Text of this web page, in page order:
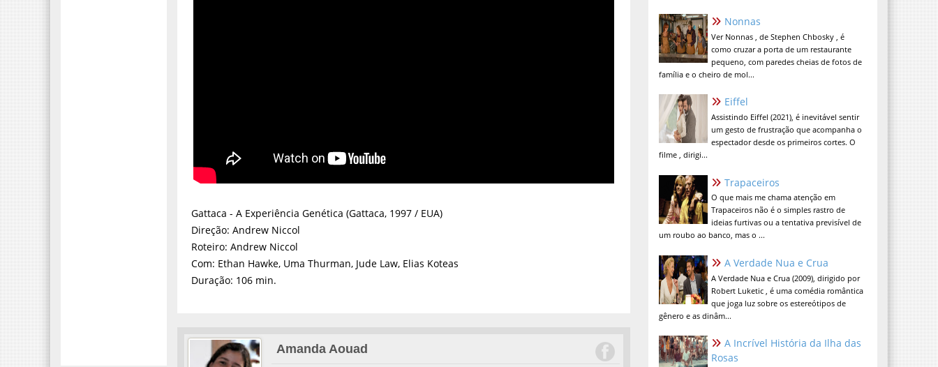
Gattaca - A Experiência Genética (Gattaca, 1997 / EUA)
Direção: Andrew Niccol
Roteiro: Andrew Niccol
Com: Ethan Hawke, Uma Thurman, Jude Law, Elias Koteas
Duração: 106 min.
Amanda Aouad
Nonnas
Ver Nonnas , de Stephen Chbosky , é
como cruzar a porta de um restaurante
pequeno, com paredes cheias de fotos de
família e o cheiro de mol...
Eiffel
Assistindo Eiffel (2021), é inevitável sentir
um gesto de frustração que acompanha o
espectador desde os primeiros cortes. O
filme , dirigi...
Trapaceiros
O que mais me chama atenção em
Trapaceiros não é o simples rastro de
ideias furtivas ou a tentativa previsível de
um roubo ao banco, mas o ...
A Verdade Nua e Crua
A Verdade Nua e Crua (2009), dirigido por
Robert Luketic , é uma comédia romântica
que joga luz sobre os estereótipos de
gênero e as dinâm...
A Incrível História da Ilha das
Rosas